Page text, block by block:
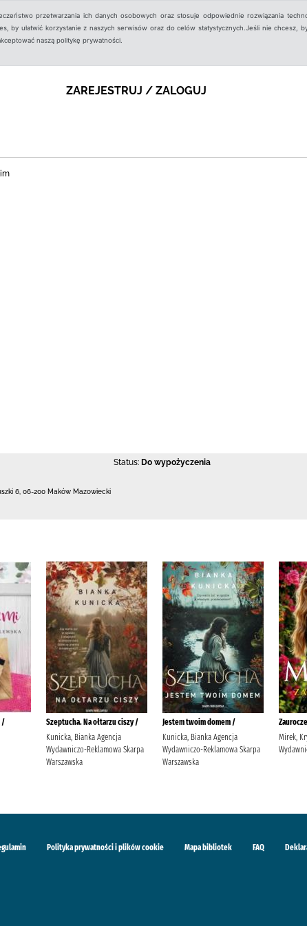
przetwarzania ich danych osobowych oraz stosuje odpowiednie rozwiązania
by ułatwić korzystanie z naszych serwisów oraz do celów statystycznych.Jeśli nie chcesz,
naszą politykę prywatności.
ZAREJESTRUJ / ZALOGUJ
Status: Do wypożyczenia
6 06-200 Maków Mazowiecki
/
Szeptucha. Na ołtarzu ciszy /
Kunicka, Bianka Agencja
Wydawniczo-Reklamowa Skarpa
Warszawska
Jestem twoim domem /
Kunicka, Bianka Agencja
Wydawniczo-Reklamowa Skarpa
Warszawska
Mirek,
Polityka prywatności i plików cookie Mapa bibliotek FAQ